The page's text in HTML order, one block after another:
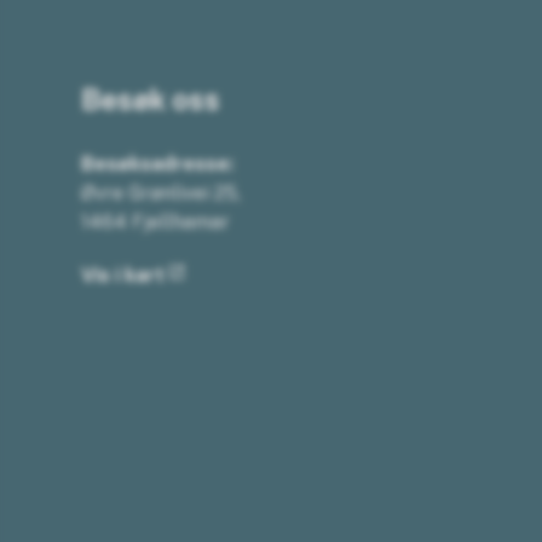
Besøk oss
Besøksadresse:
Øvre Grønlivei 25,
1464 Fjellhamar
Vis i kart